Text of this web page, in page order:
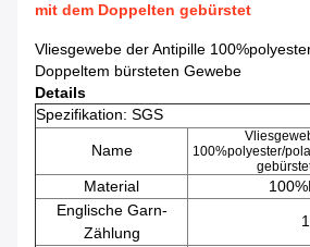
mit dem Doppelten gebürstet
Vliesgewebe der Antipille
Doppeltem bürsteten Gewebe
Details
Spezifikation: SGS
Name
100%polyester/
Material
Englische Garn-
Zählung